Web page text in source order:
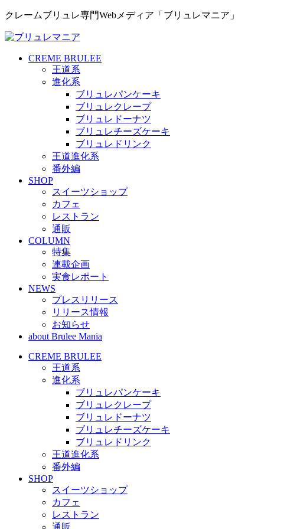
クレームブリュレ専門Webメディア「ブリュレマニア」
CREME BRULEE
王道系
進化系
ブリュレパンケーキ
ブリュレクレープ
ブリュレドーナツ
ブリュレチーズケーキ
ブリュレドリンク
王道進化系
番外編
SHOP
スイーツショップ
カフェ
レストラン
通販
COLUMN
特集
連載企画
実食レポート
NEWS
プレスリリース
リリース情報
お知らせ
about Brulee Mania
CREME BRULEE
王道系
進化系
ブリュレパンケーキ
ブリュレクレープ
ブリュレドーナツ
ブリュレチーズケーキ
ブリュレドリンク
王道進化系
番外編
SHOP
スイーツショップ
カフェ
レストラン
通販